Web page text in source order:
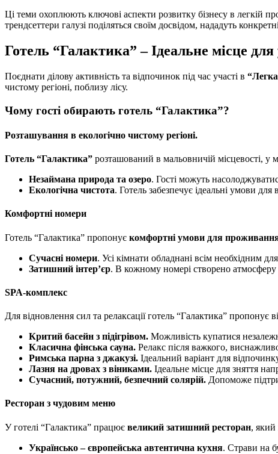
Ці теми охоплюють ключові аспекти розвитку бізнесу в легкій
трендсеттери галузі поділяться своїм досвідом, нададуть
Готель “Галактика” – Ідеальне місце
Поєднати ділову активність та відпочинок під час участі в
чистому регіоні, поблизу лісу.
Чому гості обирають готель “Галактика”?
Розташування в екологічно чистому регіоні.
Готель “Галактика” розташований в мальовничій місцевості, у
Незаймана природа та озеро. Гості можуть
Екологічна чистота. Готель забезпечує ідеальні умови
Комфортні номери
Готель “Галактика” пропонує комфортні умови для
Сучасні номери. Усі кімнати обладнані всім необхідним
Затишний інтер’єр. В кожному номері створено атмосферу
SPA-комплекс
Для відновлення сил та релаксації готель “Галактика” пропонує
Критий басейн з підігрівом. Можливість купатися
Класична фінська сауна. Релакс після важкого,
Римська парна з джакузі. Ідеальний варіант для
Лазня на дровах з віниками. Ідеальне місце для зняття
Сучасний, потужний, безпечний солярій. Допоможе
Ресторан з чудовим меню
У готелі “Галактика” працює великий затишний ресторан, який
Українсько – європейська автентична кухня. Страви на